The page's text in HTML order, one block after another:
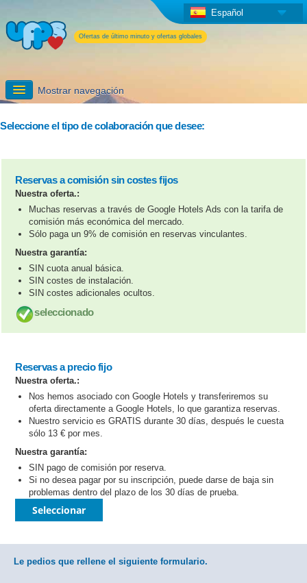
Ofertas de último minuto y ofertas globales
Español
Mostrar navegación
Servicios adicionales de UPPS
Seleccione el tipo de colaboración que desee:
Reservas a comisión sin costes fijos
Nuestra oferta.:
Muchas reservas a través de Google Hotels Ads con la tarifa de
comisión más económica del mercado.
Sólo paga un 9% de comisión en reservas vinculantes.
Nuestra garantía:
SIN cuota anual básica.
SIN costes de instalación.
SIN costes adicionales ocultos.
seleccionado
Reservas a precio fijo
Nuestra oferta.:
Nos hemos asociado con Google Hotels y transferiremos su
oferta directamente a Google Hotels, lo que garantiza reservas.
Nuestro servicio es GRATIS durante 30 días, después le cuesta
sólo 13 € por mes.
Nuestra garantía:
SIN pago de comisión por reserva.
Si no desea pagar por su inscripción, puede darse de baja sin
problemas dentro del plazo de los 30 días de prueba.
Seleccionar
Le pedios que rellene el siguiente formulario.